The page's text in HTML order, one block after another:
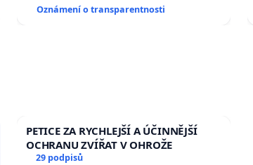
Oznámení o transparentnosti
PETICE ZA RYCHLEJŠÍ A ÚČINNĚJŠÍ
OCHRANU ZVÍŘAT V OHROŽE
29 podpisů